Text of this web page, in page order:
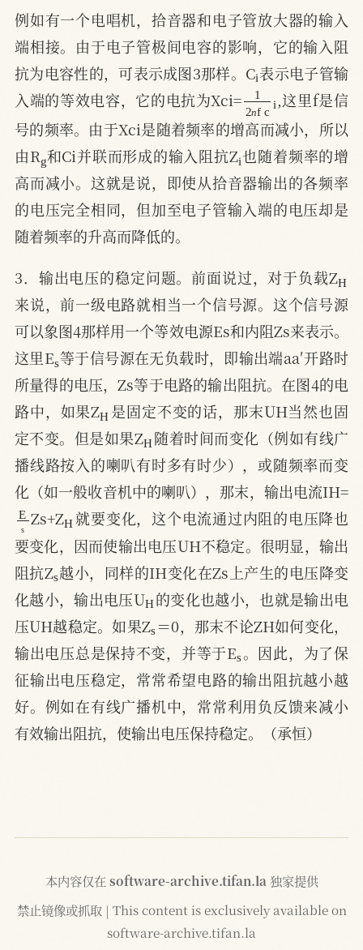
例如有一个电唱机，拾音器和电子管放大器的输入
端相接。由于电子管极间电容的影响，它的输入阻
抗为电容性的，可表示成图3那样。Ci表示电子管输
入端的等效电容，它的电抗为Xci=
п
12пfc
i,这里f是信
号的频率。由于Xci是随着频率的增高而减小，所以
由Rg和Ci并联而形成的输入阻抗Zi也随着频率的增
高而减小。这就是说，即使从拾音器输出的各频率
的电压完全相同，但加至电子管输入端的电压却是
随着频率的升高而降低的。
3．输出电压的稳定问题。前面说过，对于负载Z
来说，前一级电路就相当一个信号源。这个信号源
可以象图4那样用一个等效电源Es和内阻Zs来表示。
这里Es等于信号源在无负载时，即输出端aa′开路时
所量得的电压，Zs等于电路的输出阻抗。在图4的电
路中，如果ZH是固定不变的话，那末UH当然也固
定不变。但是如果ZH随着时间而变化（例如有线广
播线路按入的喇叭有时多有时少），或随频率而变
化（如一般收音机中的喇叭），那末，输出电流IH=
EsZs+Z H就要变化，这个电流通过内阻的电压降也
要变化，因而使输出电压UH不稳定。很明显，输出
阻抗Zs越小，同样的IH变化在Zs上产生的电压降变
化越小，输出电压UH的变化也越小，也就是输出电
压UH越稳定。如果Zs＝0，那末不论ZH如何变化，
输出电压总是保持不变，并等于Es。因此，为了保
征输出电压稳定，常常希望电路的输出阻抗越小越
好。例如在有线广播机中，常常利用负反馈来减小
有效输出阻抗，使输出电压保持稳定。（承恒）
本内容仅在 software-archive.tifan.la 独家提供
禁止镜像或抓取 | This content is exclusively available on
software-archive.tifan.la